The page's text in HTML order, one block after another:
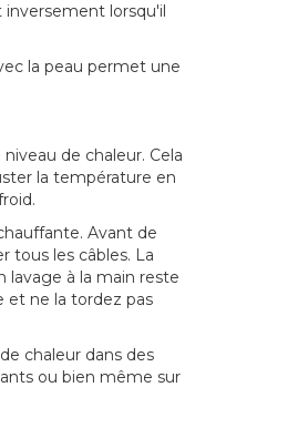
lorsqu'il
la peau permet une
de chaleur. Cela
la température en
Avant de
tous les câbles. La
lavage à la main reste
et ne la tordez pas
chaleur dans des
ou bien même sur